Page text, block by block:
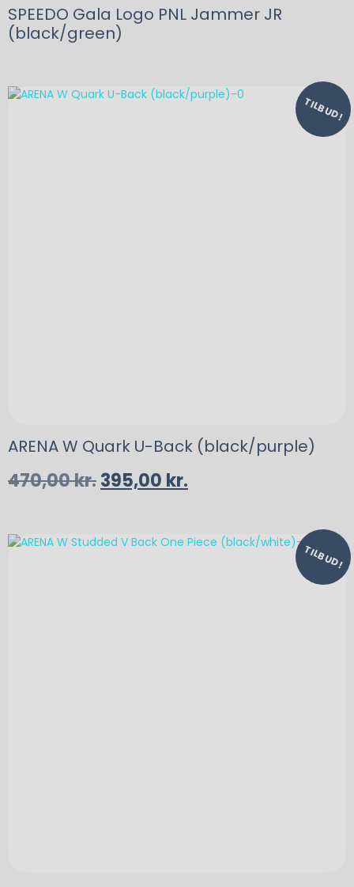
SPEEDO Gala Logo PNL Jammer JR
(black/green)
TILBUD!
ARENA W Quark U-Back (black/purple)
470,00kr.395,00 kr.
TILBUD!